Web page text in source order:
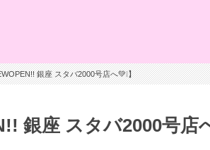
銀座 スタバ2000号店へ💚❕】
銀座 スタバ2000号店へ